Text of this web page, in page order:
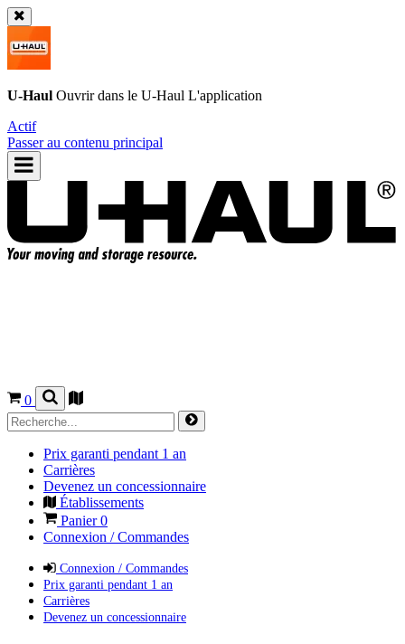
U-Haul Ouvrir dans le U-Haul L'application
Actif
Passer au contenu principal
0
Prix garanti pendant 1 an
Carrières
Devenez un concessionnaire
Établissements
Panier0
Connexion / Commandes
Connexion / Commandes
Prix garanti pendant 1 an
Carrières
Devenez un concessionnaire